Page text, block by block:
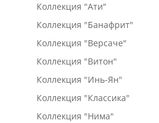
Коллекция "Ати"
Коллекция "Банафрит"
Коллекция "Версаче"
Коллекция "Витон"
Коллекция "Инь-Ян"
Коллекция "Классика"
Коллекция "Нима"